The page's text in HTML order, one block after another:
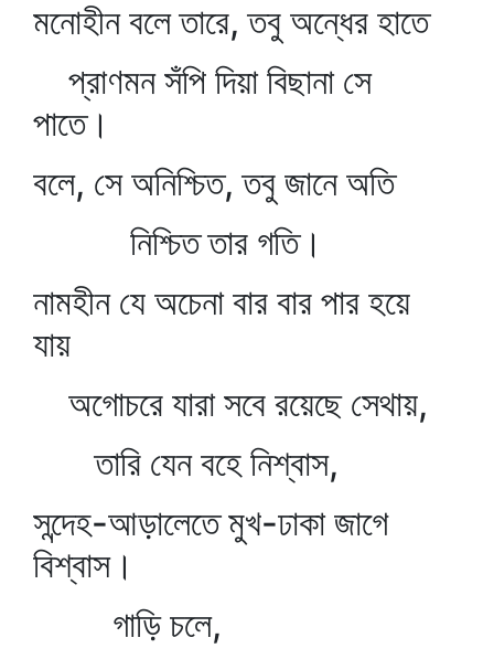
মনোহীন বলে তারে, তবু অন্ধের হাতে
প্রাণমন সঁপি দিয়া বিছানা সে
পাতে।
বলে, সে অনিশ্চিত, তবু জানে অতি
নিশ্চিত তার গতি।
নামহীন যে অচেনা বার বার পার হয়ে
যায়
অগোচরে যারা সবে রয়েছে সেথায়,
তারি যেন বহে নিশ্বাস,
সন্দেহ-আড়ালেতে মুখ-ঢাকা জাগে
বিশ্বাস।
গাড়ি চলে,